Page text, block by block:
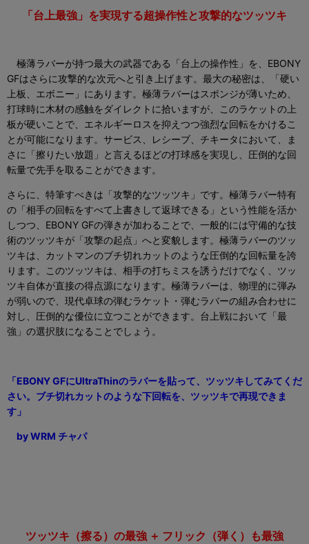
「台上最強」を実現する超操作性と攻撃的なツッツキ
極薄ラバーが持つ最大の武器である「台上の操作性」を、EBONY
GFはさらに攻撃的な次元へと引き上げます。最大の秘密は、「硬い
上板、エボニー」にあります。極薄ラバーはスポンジが薄いため、
打球時に木材の感触をダイレクトに拾いますが、このラケットの上
板が硬いことで、エネルギーロスを抑えつつ強烈な回転をかけるこ
とが可能になります。サービス、レシーブ、チキータにおいて、ま
さに「擦りたい放題」と言えるほどの打球感を実現し、圧倒的な回
転量で先手を取ることができます。
さらに、特筆すべきは「攻撃的なツッツキ」です。極薄ラバー特有
の「相手の回転をすべて上書きして返球できる」という性能を活か
しつつ、EBONY GFの弾きが加わることで、一般的には守備的な技
術のツッツキが「攻撃の起点」へと変貌します。極薄ラバーのツッ
ツキは、カットマンのブチ切れカットのような圧倒的な回転量を誇
ります。このツッツキは、相手の打ちミスを誘うだけでなく、ツッ
ツキ自体が直接の得点源になります。極薄ラバーは、物理的に弾み
が弱いので、現代卓球の弾むラケット・弾むラバーの組み合わせに
対し、圧倒的な優位に立つことができます。台上戦において「最
強」の選択肢になることでしょう。
「EBONY GFにUltraThinのラバーを貼って、ツッツキしてみてくだ
さい。ブチ切れカットのような下回転を、ツッツキで再現できま
す」
by WRM チャパ
ツッツキ（擦る）の最強 ＋ フリック（弾く）も最強